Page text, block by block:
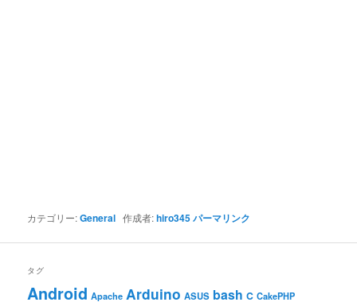
カテゴリー:General 作成者:hiro345パーマリンク
タグ
Android Apache Arduino ASUS bash C CakePHP